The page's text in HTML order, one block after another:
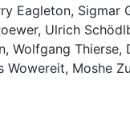
Eagleton, Sigmar
Ulrich
Wolfgang
Wowereit, Moshe